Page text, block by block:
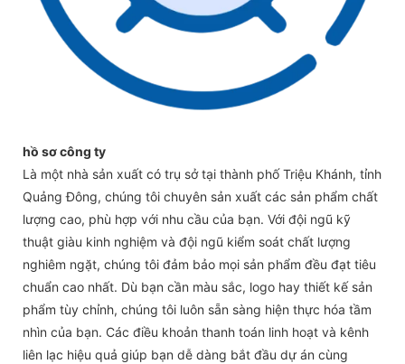
hồ sơ công ty
Là một nhà sản xuất có trụ sở tại thành phố Triệu Khánh, tỉnh
Quảng Đông, chúng tôi chuyên sản xuất các sản phẩm chất
lượng cao, phù hợp với nhu cầu của bạn. Với đội ngũ kỹ
thuật giàu kinh nghiệm và đội ngũ kiểm soát chất lượng
nghiêm ngặt, chúng tôi đảm bảo mọi sản phẩm đều đạt tiêu
chuẩn cao nhất. Dù bạn cần màu sắc, logo hay thiết kế sản
phẩm tùy chỉnh, chúng tôi luôn sẵn sàng hiện thực hóa tầm
nhìn của bạn. Các điều khoản thanh toán linh hoạt và kênh
liên lạc hiệu quả giúp bạn dễ dàng bắt đầu dự án cùng